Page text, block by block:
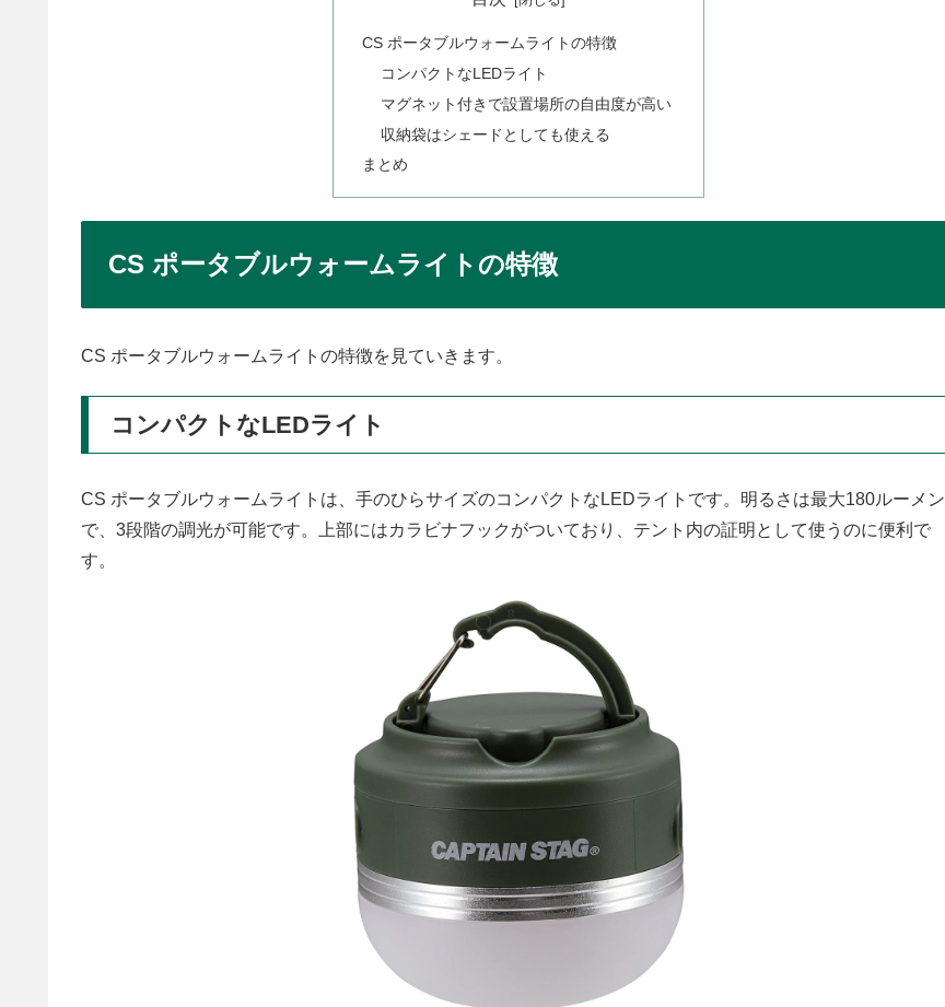
CS ポータブルウォームライトの特徴
コンパクトなLEDライト
マグネット付きで設置場所の自由度が高い
収納袋はシェードとしても使える
まとめ
CS ポータブルウォームライトの特徴
CS ポータブルウォームライトの特徴を見ていきます。
コンパクトなLEDライト
CS ポータブルウォームライトは、手のひらサイズのコンパクトなLEDライトです。明るさは最大180ルーメン
で、3段階の調光が可能です。上部にはカラビナフックがついており、テント内の証明として使うのに便利で
す。